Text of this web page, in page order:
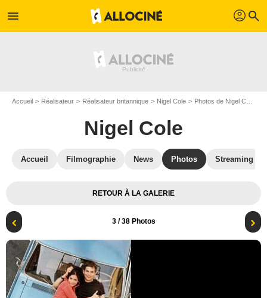
menu profil search
Accueil Réalisateur Réalisateur britannique Nigel Cole Photos de Nigel Cole
Nigel Cole
Accueil Filmographie News Photos Streaming
RETOUR À LA GALERIE
3/ 38 Photos